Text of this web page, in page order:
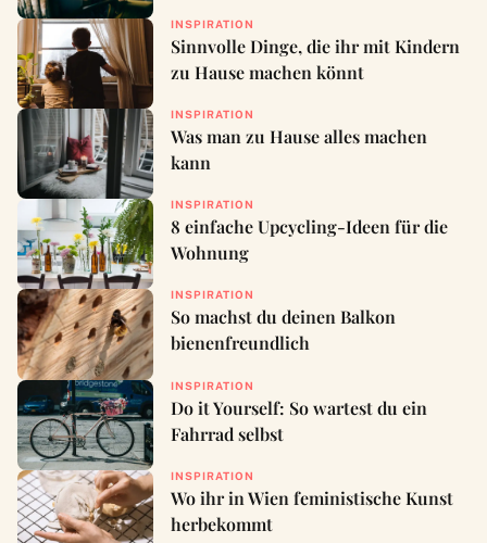
INSPIRATION
Sinnvolle Dinge, die ihr mit Kindern
zu Hause machen könnt
INSPIRATION
Was man zu Hause alles machen
kann
INSPIRATION
8 einfache Upcycling-Ideen für die
Wohnung
INSPIRATION
So machst du deinen Balkon
bienenfreundlich
INSPIRATION
Do it Yourself: So wartest du ein
Fahrrad selbst
INSPIRATION
Wo ihr in Wien feministische Kunst
herbekommt